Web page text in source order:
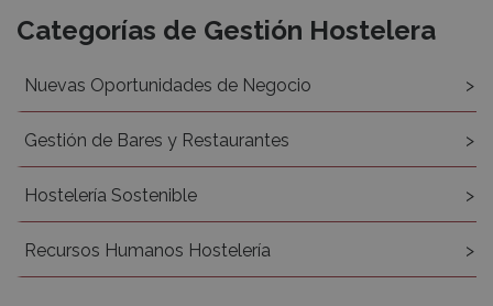
Recursos
Categorías de Gestión Hostelera
Nuevas Oportunidades de Negocio
Gestión de Bares y Restaurantes
Hostelería Sostenible
Recursos Humanos Hostelería